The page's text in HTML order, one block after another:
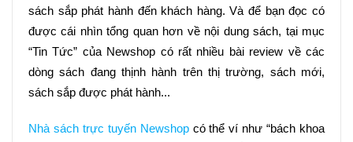
sách sắp phát hành đến khách hàng. Và để bạn đọc có
được cái nhìn tổng quan hơn về nội dung sách, tại mục
“Tin Tức” của Newshop có rất nhiều bài review về các
dòng sách đang thịnh hành trên thị trường, sách mới,
sách sắp được phát hành...
Nhà sách trực tuyến Newshop có thể ví như “bách khoa